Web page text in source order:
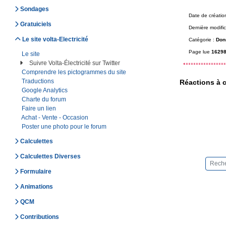
Sondages
Gratuiciels
Le site volta-Electricité
Le site
Suivre Volta-Électricité sur Twitter
Comprendre les pictogrammes du site
Traductions
Google Analytics
Charte du forum
Faire un lien
Achat - Vente - Occasion
Poster une photo pour le forum
Calculettes
Calculettes Diverses
Formulaire
Animations
QCM
Contributions
Date de
Dernière
Catégorie :
Page lue
Réactions à